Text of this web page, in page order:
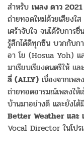
สำหรับ เพลง ดาว
ถ่ายทอดใหม่ด้วยเสียงใ
เศร้าจับใจ จนได้รับการ
รู้สึกได้ดีทุกซีน บวกกับกา
อา โย (Hosua Yoh) แ
มาเรียบเรียงดนตรีให้ แ
ลี่ (ALLY) เนื่องจากเพ
ถ่ายทอดอารมณ์เพลงให้
บ้านมาอย่างดี และยังไ
Better Weather และ
Vocal Director ในโปร